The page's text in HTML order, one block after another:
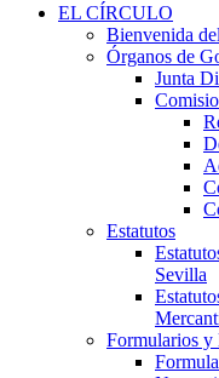
EL CÍRCULO
Bienvenida
Órganos de
Junta
Estatutos
Sevilla
Formularios y